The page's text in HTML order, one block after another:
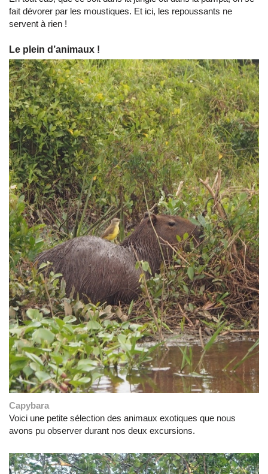
fait dévorer par les moustiques. Et ici, les repoussants ne
servent à rien !
Le plein d’animaux !
Capybara
Voici une petite sélection des animaux exotiques que nous
avons pu observer durant nos deux excursions.